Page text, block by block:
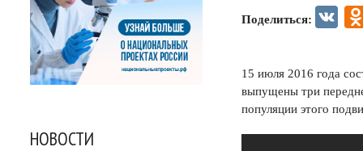
Поделиться: VK
15 июля 2016 года
выпущены три
популяции этого
НОВОСТИ